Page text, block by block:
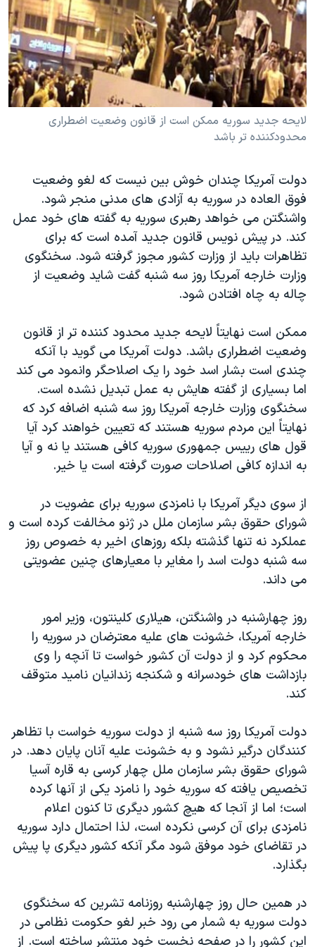
فرهنگ و زندگی
حقوق شهروندی
اقتصادی
علم و فناوری
گالری عکس
مستندها
انتخابات ریاست جمهوری آمریکا ۲۰۲۴
حمله جمهوری اسلامی به اسرائیل
رمز مهسا
اعتراضات زن، زندگی، آزادی
تریبونال مردمی آبان ۹۸
دادگاه حمید نوری
چهل سال گروگان‌گیری
قانون شفافیت دارائی کادر رهبری ایران
اعتراضات مردمی آبان ۹۸
نرگس محمدی برنده جایزه نوبل صلح
همایش محافظه‌کاران آمریکا «سی‌پک»
صفحه‌های ویژه
سفر پرزیدنت ترامپ به چین
دنبال کنید
زبانهای مختلف
لايحه جديد سوريه ممکن است از قانون وضعيت اضطراری
محدودکننده تر باشد
دولت آمريکا چندان خوش بين نيست که لغو وضعيت
فوق العاده در سوريه به آزادی های مدنی منجر شود.
واشنگتن می خواهد رهبری سوريه به گفته های خود عمل
کند. در پيش نويس قانون جديد آمده است که برای
تظاهرات بايد از وزارت کشور مجوز گرفته شود. سخنگوی
وزارت خارجه آمريکا روز سه شنبه گفت شايد وضعيت از
چاله به چاه افتادن شود.
ممکن است نهايتاً لايحه جديد محدود کننده تر از قانون
وضعيت اضطراری باشد. دولت آمريکا می گويد با آنکه
چندی است بشار اسد خود را يک اصلاحگر وانمود می کند
اما بسياری از گفته هايش به عمل تبديل نشده است.
سخنگوی وزارت خارجه آمريکا روز سه شنبه اضافه کرد که
نهايتاً اين مردم سوريه هستند که تعيين خواهند کرد آيا
قول های رييس جمهوری سوريه کافی هستند يا نه و آيا
به اندازه کافی اصلاحات صورت گرفته است يا خير.
از سوی ديگر آمريکا با نامزدی سوريه برای عضويت در
شورای حقوق بشر سازمان ملل در ژنو مخالفت کرده است و
عملکرد نه تنها گذشته بلکه روزهای اخير به خصوص روز
سه شنبه دولت اسد را مغاير با معيارهای چنين عضويتی
می داند.
روز چهارشنبه در واشنگتن، هیلاری کلینتون، وزیر امور
خارجه آمریکا، خشونت های علیه معترضان در سوریه را
محکوم کرد و از دولت آن کشور خواست تا آنچه را وی
بازداشت های خودسرانه و شکنجه زندانیان نامید متوقف
کند.
دولت آمريکا روز سه شنبه از دولت سوريه خواست با تظاهر
کنندگان درگير نشود و به خشونت عليه آنان پايان دهد. در
شورای حقوق بشر سازمان ملل چهار کرسی به قاره آسيا
تخصيص يافته که سوريه خود را نامزد يکی از آنها کرده
است؛ اما از آنجا که هيچ کشور ديگری تا کنون اعلام
نامزدی برای آن کرسی نکرده است، لذا احتمال دارد سوريه
در تقاضای خود موفق شود مگر آنکه کشور ديگری پا پیش
بگذارد.
در همين حال روز چهارشنبه روزنامه تشرين که سخنگوی
دولت سوريه به شمار می رود خبر لغو حکومت نظامی در
اين کشور را در صفحه نخست خود منتشر ساخته است. از